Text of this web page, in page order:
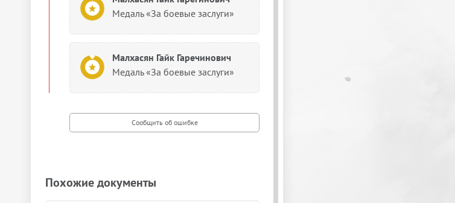
Медаль «За боевые заслуги»
Малхасян Гайк Гаречинович
Медаль «За боевые заслуги»
Похожие документы